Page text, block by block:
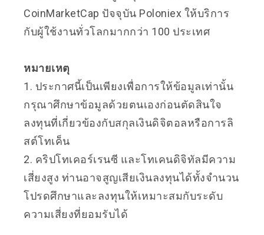
CoinMarketCap ปัจจุบัน Poloniex ให้บริการ
กับผู้ใช้งานทั่วโลกมากกว่า 100 ประเทศ
หมายเหตุ
1. ประกาศนี้เป็นเพียงเพื่อการให้ข้อมูลเท่านั้น
กรุณาศึกษาข้อมูลด้วยตนเองก่อนตัดสินใจ
ลงทุนที่เกี่ยวข้องกับสกุลเงินดิจิตอลหรือการลิ
สต์โทเค็น
2. คริปโทเคอร์เรนซี และโทเคนดิจิทัลมีความ
เสี่ยงสูง ท่านอาจสูญเสียเงินลงทุนได้ทั้งจำนวน
โปรดศึกษาและลงทุนให้เหมาะสมกับระดับ
ความเสี่ยงที่ยอมรับได้